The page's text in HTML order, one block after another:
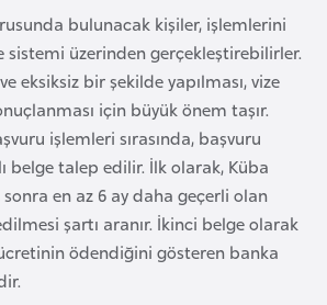
bulunacak kişiler, işlemlerini
sistemi üzerinden gerçekleştirebilirler.
eksiksiz bir şekilde yapılması, vize
için büyük önem taşır.
işlemleri sırasında, başvuru
belge talep edilir. İlk olarak, Küba
en az 6 ay daha geçerli olan
şartı aranır. İkinci belge olarak
ödendiğini gösteren banka